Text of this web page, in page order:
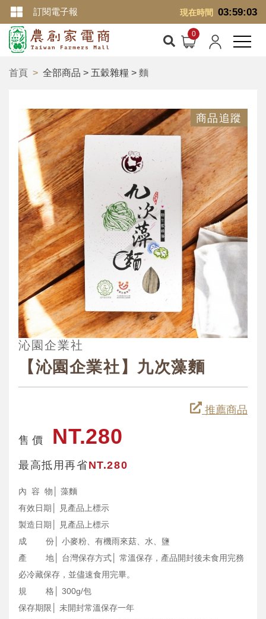
現在時間 03:59:04
訂閱電子報
首頁 全部商品 > 五穀雜糧 > 麵
商品追蹤
沁園企業社
【沁園企業社】九次藻麵
推薦商品
售 價 NT.280
最高抵用再省NT.280
內 容 物│ 藻麵
有效日期│ 見產品上標示
製造日期│ 見產品上標示
成 份│ 小麥粉、有機雨來菇、水、鹽
產 地│ 台灣保存方式│ 常溫保存，產品開封後未食用完務
必冷藏保存，並儘速食用完畢。
規 格│ 300g/包
保存期限│ 未開封常溫保存一年